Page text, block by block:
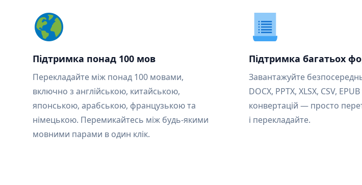
Підтримка понад 100 мов
Перекладайте між понад 100 мовами,
включно з англійською, китайською,
японською, арабською, французькою та
німецькою. Перемикайтесь між будь-якими
мовними парами в один клік.
Підтримка багатьох
Завантажуйте
DOCX, PPTX, XLSX, CSV,
конвертацій — просто
і перекладайте.